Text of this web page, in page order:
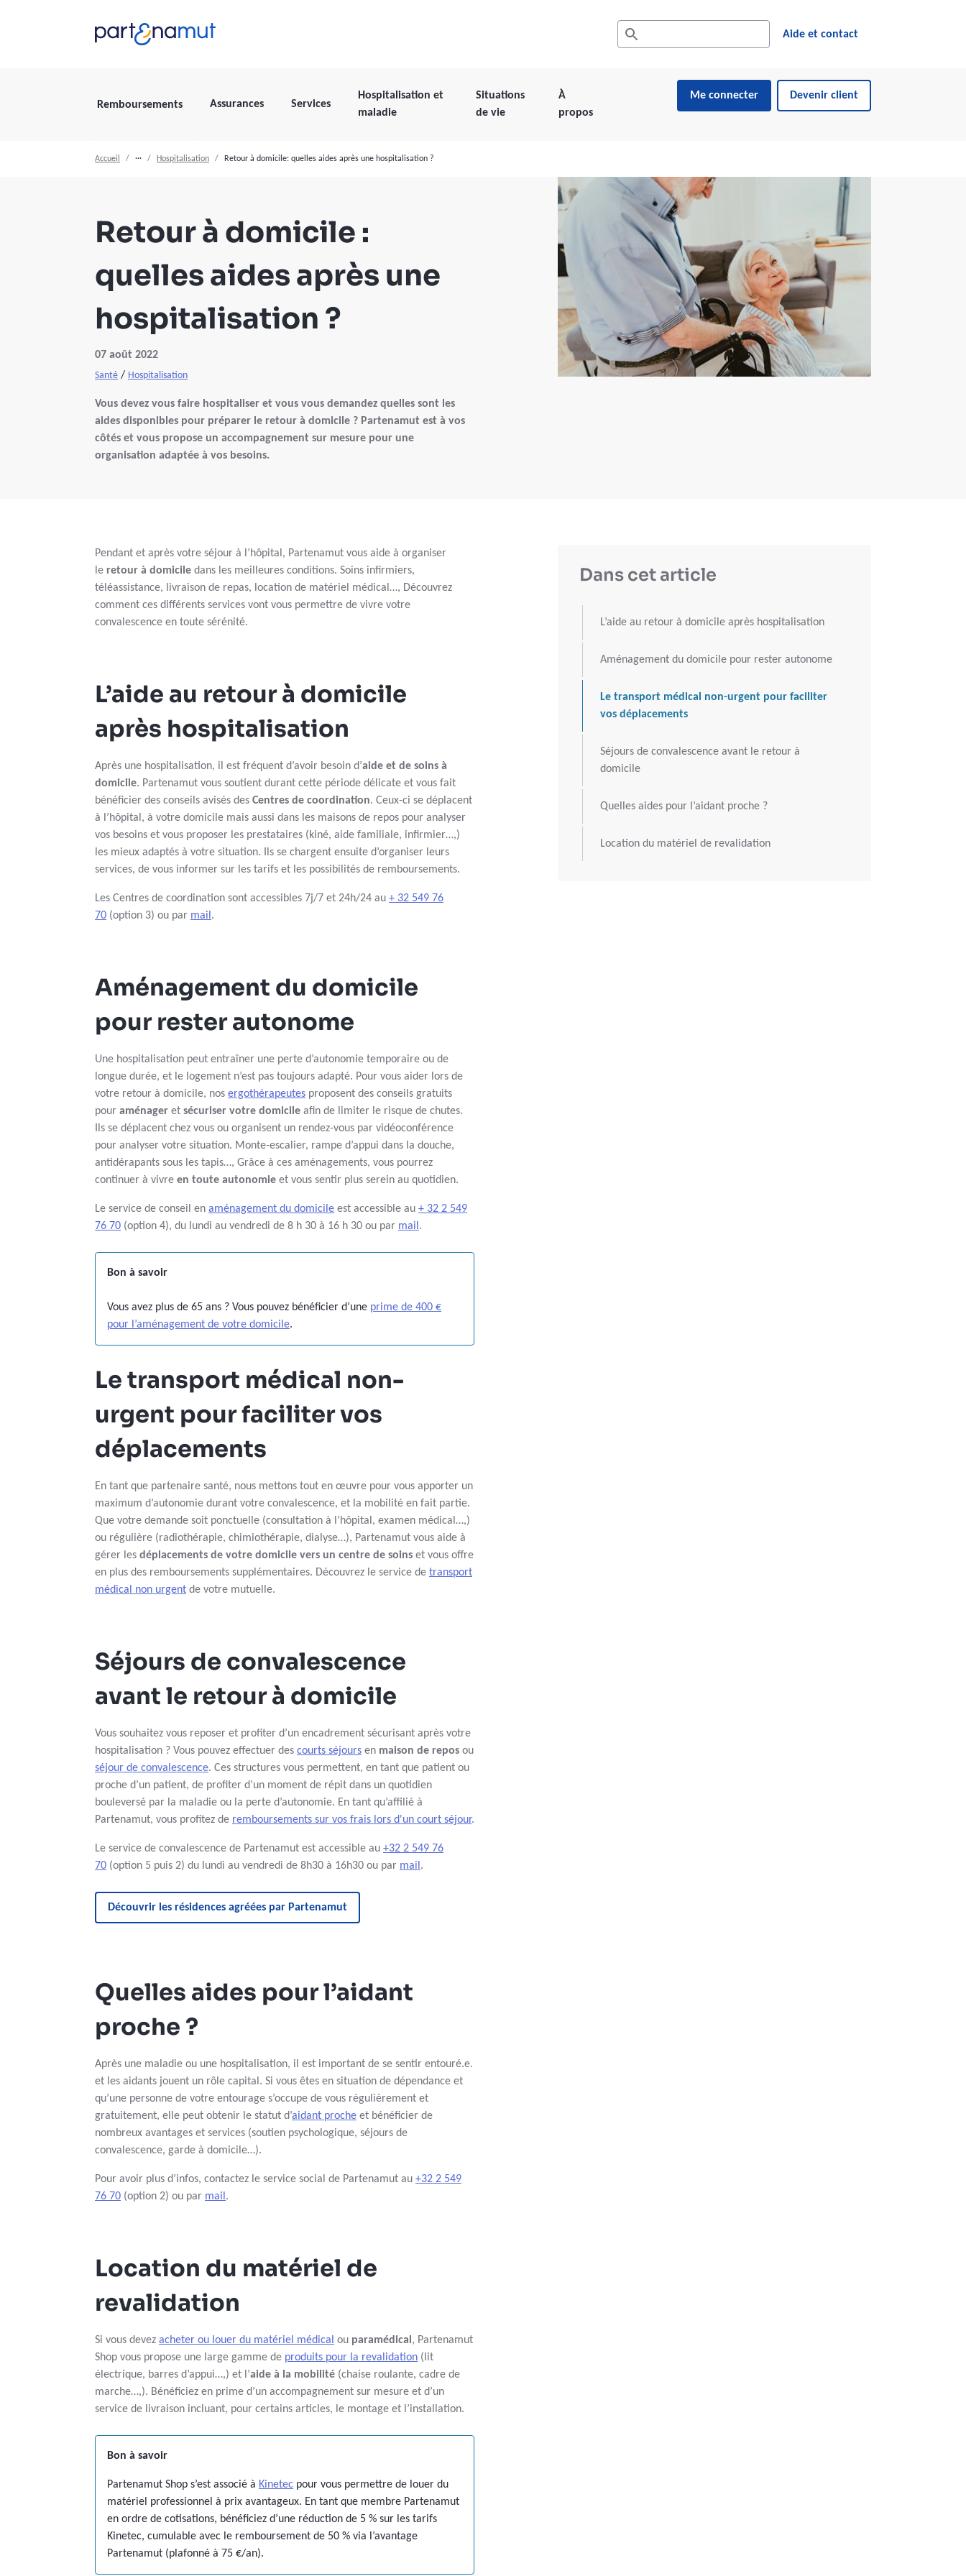
Rechercher dans le site web
Les résultats suggérés s'affichent dynamiquement sous le champ de
Aide et contact
Remboursements Assurances Services
Hospitalisation et
maladie
Situations
de vie
À
propos
Me connecter Devenir client
Accueil ··· Hospitalisation Retour à domicile: quelles aides après une hospitalisation ?
Retour à domicile :
quelles aides après une
hospitalisation ?
07 août 2022
Santé / Hospitalisation
Vous devez vous faire hospitaliser et vous vous demandez quelles sont les
aides disponibles pour préparer le retour à domicile ? Partenamut est à vos
côtés et vous propose un accompagnement sur mesure pour une
organisation adaptée à vos besoins.
Dans cet article
L’aide au retour à domicile après hospitalisation
Aménagement du domicile pour rester autonome
Le transport médical non-urgent pour faciliter
vos déplacements
Séjours de convalescence avant le retour à
domicile
Quelles aides pour l’aidant proche ?
Location du matériel de revalidation
Pendant et après votre séjour à l’hôpital, Partenamut vous aide à organiser
le retour à domicile dans les meilleures conditions. Soins infirmiers,
téléassistance, livraison de repas, location de matériel médical…, Découvrez
comment ces différents services vont vous permettre de vivre votre
convalescence en toute sérénité.
L’aide au retour à domicile
après hospitalisation
Après une hospitalisation, il est fréquent d’avoir besoin d’aide et de soins à
domicile. Partenamut vous soutient durant cette période délicate et vous fait
bénéficier des conseils avisés des Centres de coordination. Ceux-ci se déplacent
à l’hôpital, à votre domicile mais aussi dans les maisons de repos pour analyser
vos besoins et vous proposer les prestataires (kiné, aide familiale, infirmier…,)
les mieux adaptés à votre situation. Ils se chargent ensuite d’organiser leurs
services, de vous informer sur les tarifs et les possibilités de remboursements.
Les Centres de coordination sont accessibles 7j/7 et 24h/24 au + 32 549 76
70 (option 3) ou par mail .
Aménagement du domicile
pour rester autonome
Une hospitalisation peut entraîner une perte d’autonomie temporaire ou de
longue durée, et le logement n’est pas toujours adapté. Pour vous aider lors de
votre retour à domicile, nos ergothérapeutes proposent des conseils gratuits
pour aménager et sécuriser votre domicile afin de limiter le risque de chutes.
Ils se déplacent chez vous ou organisent un rendez-vous par vidéoconférence
pour analyser votre situation. Monte-escalier, rampe d’appui dans la douche,
antidérapants sous les tapis…, Grâce à ces aménagements, vous pourrez
continuer à vivre en toute autonomie et vous sentir plus serein au quotidien.
Le service de conseil en aménagement du domicile est accessible au + 32 2 549
76 70 (option 4), du lundi au vendredi de 8 h 30 à 16 h 30 ou par mail .
Bon à savoir
Vous avez plus de 65 ans ? Vous pouvez bénéficier d’une prime de 400 €
pour l’aménagement de votre domicile.
Le transport médical non-
urgent pour faciliter vos
déplacements
En tant que partenaire santé, nous mettons tout en œuvre pour vous apporter un
maximum d’autonomie durant votre convalescence, et la mobilité en fait partie.
Que votre demande soit ponctuelle (consultation à l’hôpital, examen médical…,)
ou régulière (radiothérapie, chimiothérapie, dialyse…), Partenamut vous aide à
gérer les déplacements de votre domicile vers un centre de soins et vous offre
en plus des remboursements supplémentaires. Découvrez le service de transport
médical non urgent de votre mutuelle.
Séjours de convalescence
avant le retour à domicile
Vous souhaitez vous reposer et profiter d’un encadrement sécurisant après votre
hospitalisation ? Vous pouvez effectuer des courts séjours en maison de repos ou
séjour de convalescence. Ces structures vous permettent, en tant que patient ou
proche d’un patient, de profiter d’un moment de répit dans un quotidien
bouleversé par la maladie ou la perte d’autonomie. En tant qu’affilié à
Partenamut, vous profitez de remboursements sur vos frais lors d'un court séjour.
Le service de convalescence de Partenamut est accessible au +32 2 549 76
70 (option 5 puis 2) du lundi au vendredi de 8h30 à 16h30 ou par mail .
Découvrir les résidences agréées par Partenamut
Quelles aides pour l’aidant
proche ?
Après une maladie ou une hospitalisation, il est important de se sentir entouré.e.
et les aidants jouent un rôle capital. Si vous êtes en situation de dépendance et
qu’une personne de votre entourage s’occupe de vous régulièrement et
gratuitement, elle peut obtenir le statut d’aidant proche et bénéficier de
nombreux avantages et services (soutien psychologique, séjours de
convalescence, garde à domicile…).
Pour avoir plus d’infos, contactez le service social de Partenamut au +32 2 549
76 70 (option 2) ou par mail .
Location du matériel de
revalidation
Si vous devez acheter ou louer du matériel médical ou paramédical , Partenamut
Shop vous propose une large gamme de produits pour la revalidation (lit
électrique, barres d’appui…,) et l’aide à la mobilité (chaise roulante, cadre de
marche…,). Bénéficiez en prime d’un accompagnement sur mesure et d’un
service de livraison incluant, pour certains articles, le montage et l’installation.
Bon à savoir
Partenamut Shop s’est associé à Kinetec pour vous permettre de louer du
matériel professionnel à prix avantageux. En tant que membre Partenamut
en ordre de cotisations, bénéficiez d’une réduction de 5 % sur les tarifs
Kinetec, cumulable avec le remboursement de 50 % via l’avantage
Partenamut (plafonné à 75 €/an).